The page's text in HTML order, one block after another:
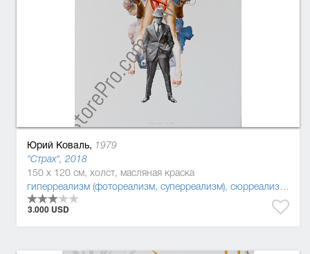
Юрий Коваль, 1979
"Страх", 2018
150 x 120 см, холст, масляная краска
гиперреализм (фотореализм, суперреализм), сюрреализм ,
3.000 USD